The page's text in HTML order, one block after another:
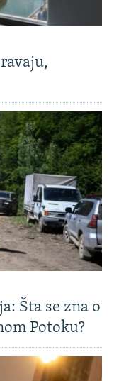
Šta se zna o
Potoku?